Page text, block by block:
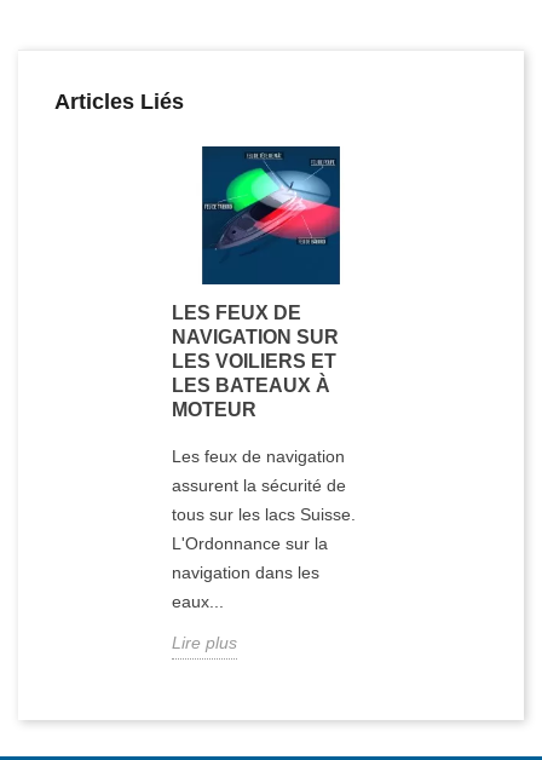
Articles Liés
LES FEUX DE
NAVIGATION SUR
LES VOILIERS ET
LES BATEAUX À
MOTEUR
Les feux de navigation
assurent la sécurité de
tous sur les lacs Suisse.
L'Ordonnance sur la
navigation dans les
eaux...
Lire plus